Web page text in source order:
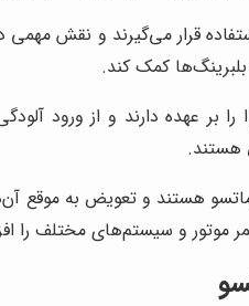
قرار می‌گیرند و نقش
کمک کند.
بر عهده دارند و از ورود
هستند.
هستند و تعویض به موقع
موتور و سیستم‌های مختلف را